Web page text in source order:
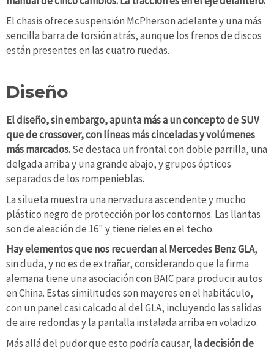
El chasis ofrece suspensión McPherson adelante y una más
sencilla barra de torsión atrás, aunque los frenos de discos
están presentes en las cuatro ruedas.
Diseño
El diseño, sin embargo, apunta más a un concepto de SUV
que de crossover, con líneas más cinceladas y volúmenes
más marcados.Se destaca un frontal con doble parrilla, una
delgada arriba y una grande abajo, y grupos ópticos
separados de los rompenieblas.
La silueta muestra una nervadura ascendente y mucho
plástico negro de protección por los contornos. Las llantas
son de aleación de 16" y tiene rieles en el techo.
Hay elementos que nos recuerdan al Mercedes Benz GLA,
sin duda, y no es de extrañar, considerando que la firma
alemana tiene una asociación con BAIC para producir autos
en China. Estas similitudes son mayores en el habitáculo,
con un panel casi calcado al del GLA, incluyendo las salidas
de aire redondas y la pantalla instalada arriba en voladizo.
Más allá del pudor que esto podría causar, la decisión de